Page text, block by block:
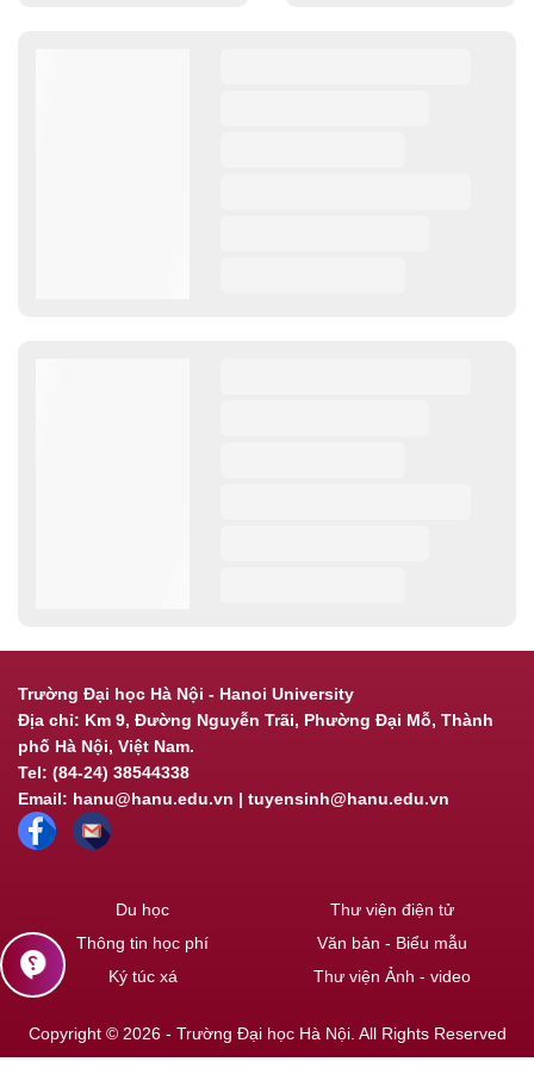
Trường Đại học Hà Nội - Hanoi University
Địa chỉ: Km 9, Đường Nguyễn Trãi, Phường Đại Mỗ, Thành
phố Hà Nội, Việt Nam.
Tel: (84-24) 38544338
Email: hanu@hanu.edu.vn | tuyensinh@hanu.edu.vn
Du học
Thông tin học phí
Ký túc xá
Thư viện điện tử
Văn bản - Biểu mẫu
Thư viện Ảnh - video
Copyright © 2026 - Trường Đại học Hà Nội. All Rights Reserved
contact_support